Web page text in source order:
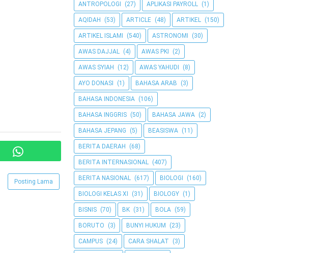
Posting Lama
ANTROPOLOGI (27) APLIKASI PAYROLL (1)
AQIDAH (53) ARTICLE (48) ARTIKEL (150)
ARTIKEL ISLAMI (540) ASTRONOMI (30)
AWAS DAJJAL (4) AWAS PKI (2)
AWAS SYIAH (12) AWAS YAHUDI (8)
AYO DONASI (1) BAHASA ARAB (3)
BAHASA INDONESIA (106)
BAHASA INGGRIS (50) BAHASA JAWA (2)
BAHASA JEPANG (5) BEASISWA (11)
BERITA DAERAH (68)
BERITA INTERNASIONAL (407)
BERITA NASIONAL (617) BIOLOGI (160)
BIOLOGI KELAS XI (31) BIOLOGY (1)
BISNIS (70) BK (31) BOLA (59)
BORUTO (3) BUNYI HUKUM (23)
CAMPUS (24) CARA SHALAT (3)